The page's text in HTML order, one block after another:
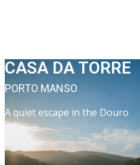
CASA DA TOR​​​​RE
PORTO MANSO
​A quiet escape in the Douro​